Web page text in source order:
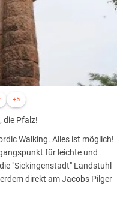
+5
die Pfalz!
Walking. Alles ist möglich!
für leichte und
"Sickingenstadt" Landstuhl
direkt am Jacobs Pilger